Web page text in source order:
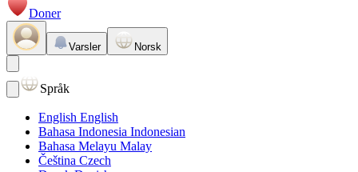
Doner
Varsler Norsk
Språk
English English
Bahasa Indonesia Indonesian
Bahasa Melayu Malay
Čeština Czech